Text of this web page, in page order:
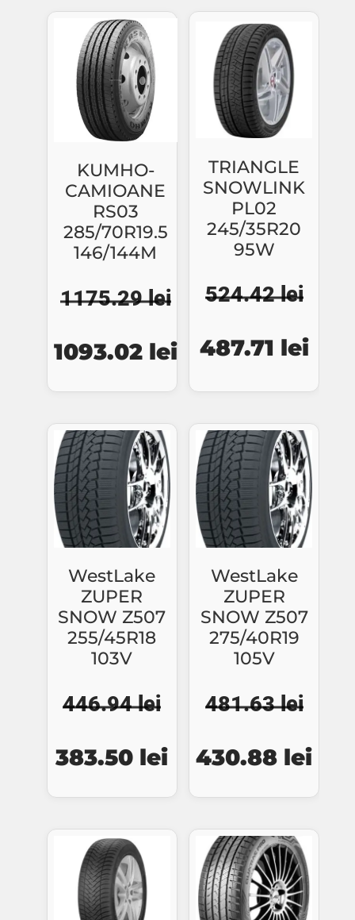
fost:
441.60 lei.
373.35 lei.
fost:
363.86 lei.
KUMHO-
CAMIOANE
RS03
285/70R19.5
146/144M
1175.29lei
inițial
a
fost:
1175.29 lei.
1093.02 lei
Prețul
curent
este:
1093.02 lei.
TRIANGLE
SNOWLINK
PL02
245/35R20
95W
524.42lei
inițial
a
fost:
524.42 lei.
487.71 lei
WestLake
ZUPER
SNOW Z507
255/45R18
103V
446.94lei
inițial
a
fost:
446.94 lei.
383.50 lei
curent
este:
383.50 lei.
WestLake
ZUPER
SNOW Z507
275/40R19
105V
481.63lei
inițial
a
fost:
481.63 lei.
430.88 lei